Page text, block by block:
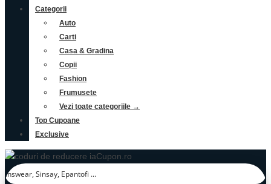
Categorii
Auto
Carti
Casa & Gradina
Copii
Fashion
Frumusete
Vezi toate categoriile →
Top Cupoane
Exclusive